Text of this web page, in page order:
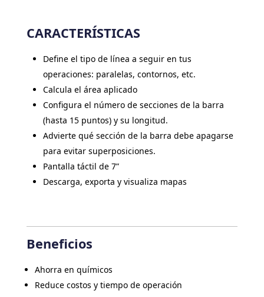
CARACTERÍSTICAS
Define el tipo de línea a seguir en tus
operaciones: paralelas, contornos, etc.
Calcula el área aplicado
Configura el número de secciones de la barra
(hasta 15 puntos) y su longitud.
Advierte qué sección de la barra debe apagarse
para evitar superposiciones.
Pantalla táctil de 7”
Descarga, exporta y visualiza mapas
Beneficios
Ahorra en químicos
Reduce costos y tiempo de operación